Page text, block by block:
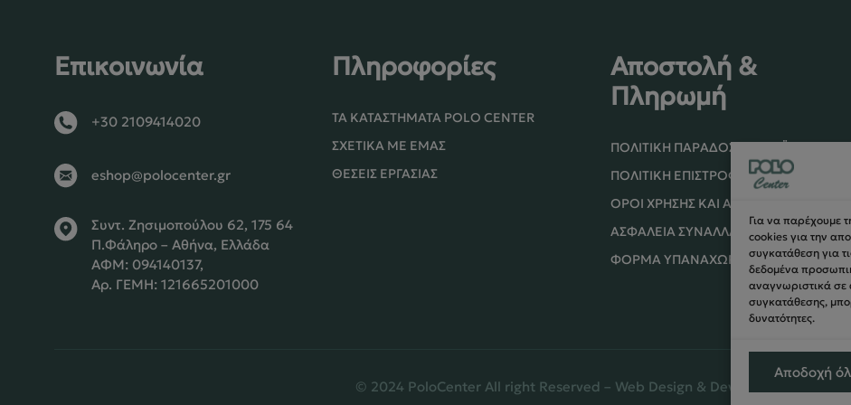
Για να παρέχουμε
cookies για την
συγκατάθεση για
δεδομένα
αναγνωριστικά σε
συγκατάθεσης,
δυνατότητες.
Αποδοχή
Επικοινωνία
+30 2109414020
eshop@polocenter.gr
Συντ. Ζησιμοπούλου 62, 175 64
Π.Φάληρο – Αθήνα, Ελλάδα
ΑΦΜ: 094140137,
Αρ. ΓΕΜΗ: 121665201000
Πληροφορίες
ΤΑ ΚΑΤΑΣΤΉΜΑΤΑ POLO CENTER
ΣΧΕΤΙΚΆ ΜΕ ΕΜΆΣ
ΘΈΣΕΙΣ ΕΡΓΑΣΊΑΣ
Αποστολή &
Πληρωμή
ΠΟΛΙΤΙΚΉ ΠΑΡΆΔΟΣΗΣ ΠΡΟΪΌΝΤΩΝ
ΠΟΛΙΤΙΚΉ ΕΠΙΣΤΡΟΦΏΝ / ΑΚΥΡΏΣΕΩΝ
ΌΡΟΙ ΧΡΉΣΗΣ ΚΑΙ ΑΣΦΑΛΕΊΑΣ
ΑΣΦΆΛΕΙΑ ΣΥΝΑΛΛΑΓΏΝ
ΦΌΡΜΑ ΥΠΑΝΑΧΏΡΗΣΗΣ
© 2024 PoloCenter All right Reserved – Web Design & Development